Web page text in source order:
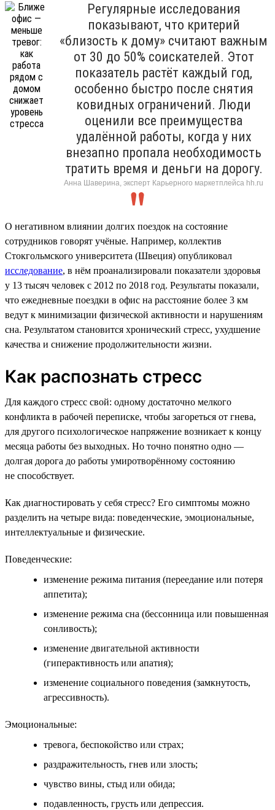
Регулярные исследования
показывают, что критерий
«близость к дому» считают важным
от 30 до 50% соискателей. Этот
показатель растёт каждый год,
особенно быстро после снятия
ковидных ограничений. Люди
оценили все преимущества
удалённой работы, когда у них
внезапно пропала необходимость
тратить время и деньги на дорогу.
Анна Шаверина, эксперт Карьерного маркетплейса hh.ru
О негативном влиянии долгих поездок на состояние
сотрудников говорят учёные. Например, коллектив
Стокгольмского университета (Швеция) опубликовал
исследование, в нём проанализировали показатели здоровья
у 13 тысяч человек с 2012 по 2018 год. Результаты показали,
что ежедневные поездки в офис на расстояние более 3 км
ведут к минимизации физической активности и нарушениям
сна. Результатом становится хронический стресс, ухудшение
качества и снижение продолжительности жизни.
Как распознать стресс
Для каждого стресс свой: одному достаточно мелкого
конфликта в рабочей переписке, чтобы загореться от гнева,
для другого психологическое напряжение возникает к концу
месяца работы без выходных. Но точно понятно одно —
долгая дорога до работы умиротворённому состоянию
не способствует.
Как диагностировать у себя стресс? Его симптомы можно
разделить на четыре вида: поведенческие, эмоциональные,
интеллектуальные и физические.
Поведенческие:
изменение режима питания (переедание или потеря
аппетита);
изменение режима сна (бессонница или повышенная
сонливость);
изменение двигательной активности
(гиперактивность или апатия);
изменение социального поведения (замкнутость,
агрессивность).
Эмоциональные:
тревога, беспокойство или страх;
раздражительность, гнев или злость;
чувство вины, стыд или обида;
подавленность, грусть или депрессия.